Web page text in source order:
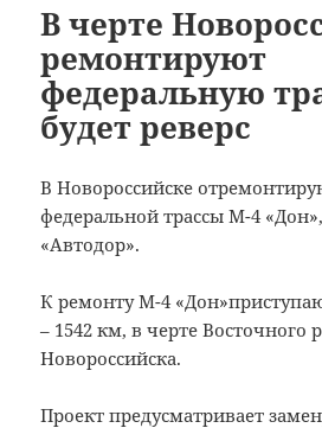
В черте
ремонтируют
федеральную
будет реверс
В Новороссийске
федеральной трассы М-4
«Автодор».
К ремонту М-4
– 1542 км, в черте Восточного
Новороссийска.
Проект предусматривает